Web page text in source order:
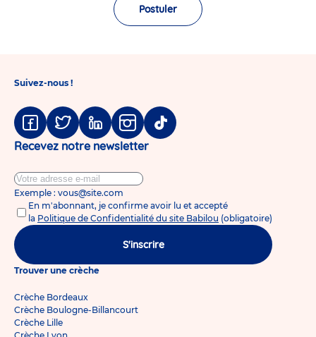
Postuler
Suivez-nous !
Facebook
TwitterLinkedinInstagram
Tiktok
Recevez notre newsletter
Exemple : vous@site.com
En m'abonnant, je confirme avoir lu et accepté
la Politique de Confidentialité du site Babilou (obligatoire)
S'inscrire
Trouver une crèche
Crèche Bordeaux
Crèche Boulogne-Billancourt
Crèche Lille